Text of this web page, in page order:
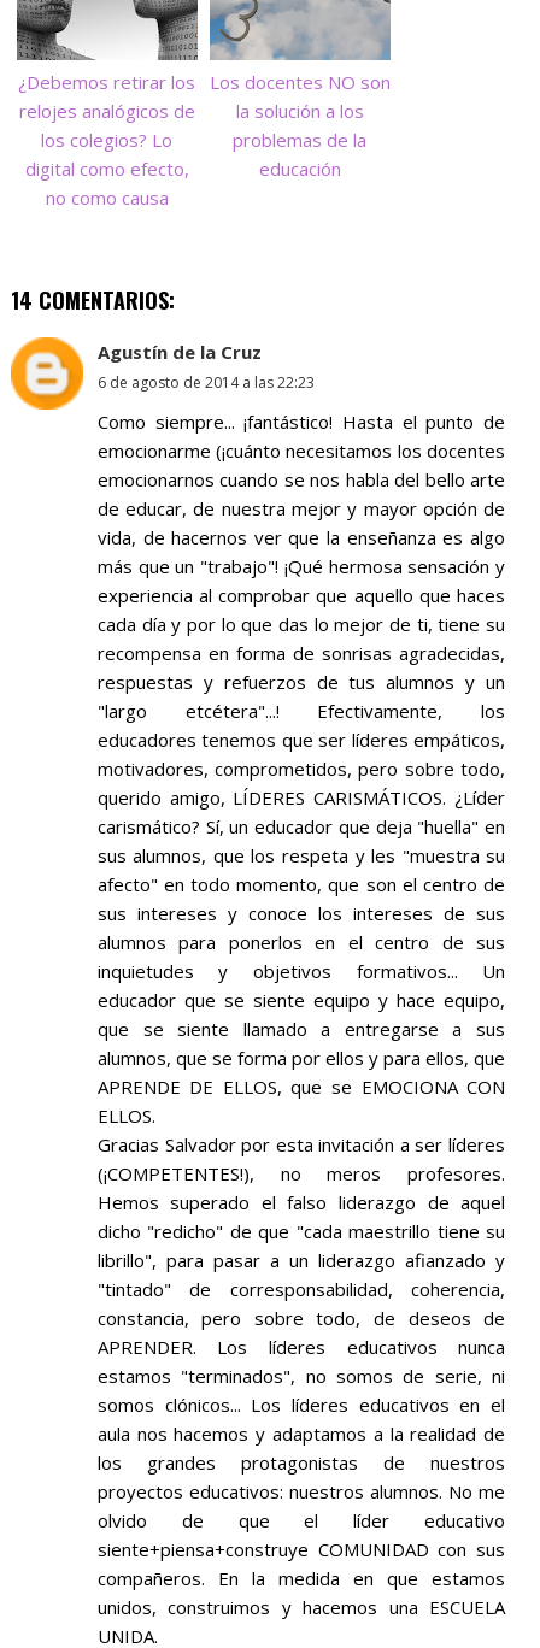
¿Debemos retirar los
relojes analógicos de
los colegios? Lo
digital como efecto,
no como causa
Los docentes NO son
la solución a los
problemas de la
educación
14 COMENTARIOS:
Agustín de la Cruz
6 de agosto de 2014 a las 22:23
Como siempre... ¡fantástico! Hasta el punto de
emocionarme (¡cuánto necesitamos los docentes
emocionarnos cuando se nos habla del bello arte
de educar, de nuestra mejor y mayor opción de
vida, de hacernos ver que la enseñanza es algo
más que un "trabajo"! ¡Qué hermosa sensación y
experiencia al comprobar que aquello que haces
cada día y por lo que das lo mejor de ti, tiene su
recompensa en forma de sonrisas agradecidas,
respuestas y refuerzos de tus alumnos y un
"largo etcétera"...! Efectivamente, los
educadores tenemos que ser líderes empáticos,
motivadores, comprometidos, pero sobre todo,
querido amigo, LÍDERES CARISMÁTICOS. ¿Líder
carismático? Sí, un educador que deja "huella" en
sus alumnos, que los respeta y les "muestra su
afecto" en todo momento, que son el centro de
sus intereses y conoce los intereses de sus
alumnos para ponerlos en el centro de sus
inquietudes y objetivos formativos... Un
educador que se siente equipo y hace equipo,
que se siente llamado a entregarse a sus
alumnos, que se forma por ellos y para ellos, que
APRENDE DE ELLOS, que se EMOCIONA CON
ELLOS.
Gracias Salvador por esta invitación a ser líderes
(¡COMPETENTES!), no meros profesores.
Hemos superado el falso liderazgo de aquel
dicho "redicho" de que "cada maestrillo tiene su
librillo", para pasar a un liderazgo afianzado y
"tintado" de corresponsabilidad, coherencia,
constancia, pero sobre todo, de deseos de
APRENDER. Los líderes educativos nunca
estamos "terminados", no somos de serie, ni
somos clónicos... Los líderes educativos en el
aula nos hacemos y adaptamos a la realidad de
los grandes protagonistas de nuestros
proyectos educativos: nuestros alumnos. No me
olvido de que el líder educativo
siente+piensa+construye COMUNIDAD con sus
compañeros. En la medida en que estamos
unidos, construimos y hacemos una ESCUELA
UNIDA.